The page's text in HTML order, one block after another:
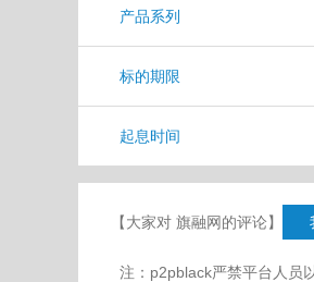
产品系列
标的期限
起息时间
【大家对 旗融网的评论】
注：p2pblack严禁平台人员